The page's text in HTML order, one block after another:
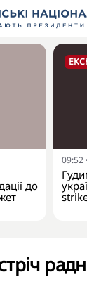
до
09:52